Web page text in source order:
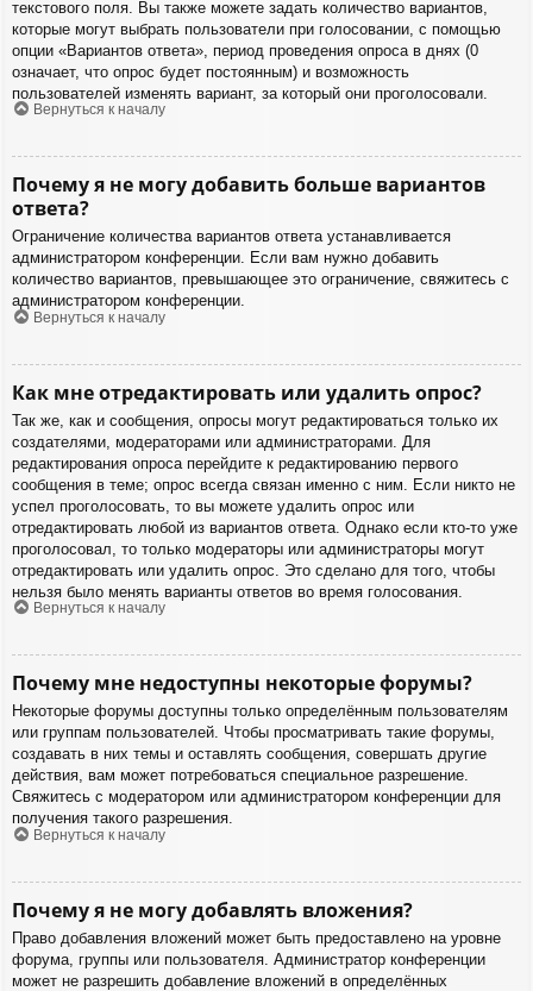
текстового поля. Вы также можете задать количество вариантов,
которые могут выбрать пользователи при голосовании, с помощью
опции «Вариантов ответа», период проведения опроса в днях (0
означает, что опрос будет постоянным) и возможность
пользователей изменять вариант, за который они проголосовали.
Вернуться к началу
Почему я не могу добавить больше вариантов
ответа?
Ограничение количества вариантов ответа устанавливается
администратором конференции. Если вам нужно добавить
количество вариантов, превышающее это ограничение, свяжитесь с
администратором конференции.
Вернуться к началу
Как мне отредактировать или удалить опрос?
Так же, как и сообщения, опросы могут редактироваться только их
создателями, модераторами или администраторами. Для
редактирования опроса перейдите к редактированию первого
сообщения в теме; опрос всегда связан именно с ним. Если никто не
успел проголосовать, то вы можете удалить опрос или
отредактировать любой из вариантов ответа. Однако если кто-то уже
проголосовал, то только модераторы или администраторы могут
отредактировать или удалить опрос. Это сделано для того, чтобы
нельзя было менять варианты ответов во время голосования.
Вернуться к началу
Почему мне недоступны некоторые форумы?
Некоторые форумы доступны только определённым пользователям
или группам пользователей. Чтобы просматривать такие форумы,
создавать в них темы и оставлять сообщения, совершать другие
действия, вам может потребоваться специальное разрешение.
Свяжитесь с модератором или администратором конференции для
получения такого разрешения.
Вернуться к началу
Почему я не могу добавлять вложения?
Право добавления вложений может быть предоставлено на уровне
форума, группы или пользователя. Администратор конференции
может не разрешить добавление вложений в определённых